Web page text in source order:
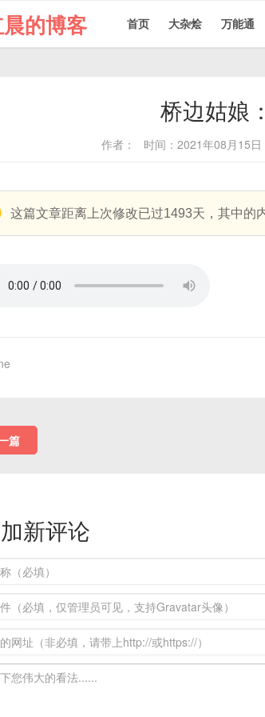
的博客 首页 大杂烩 万能通
桥边姑娘
作者： 时间：2021年08月15日
warning:
这篇文章距离上次修改已过1493天，其中的
篇
新评论